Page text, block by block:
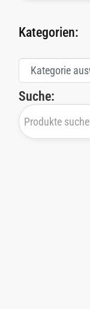
Kategorien:
Suche: